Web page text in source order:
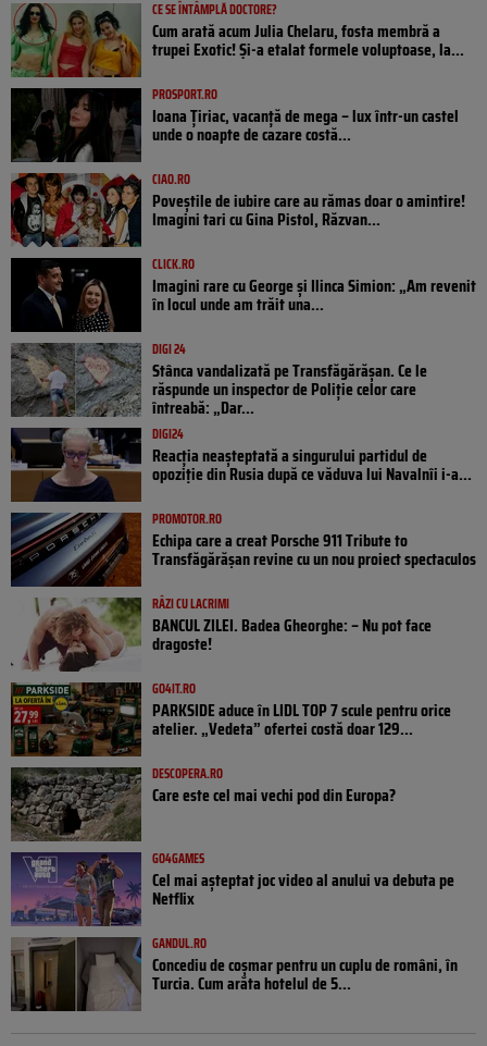
CE SE ÎNTÂMPLĂ DOCTORE?
Cum arată acum Julia Chelaru, fosta membră a
trupei Exotic! Și-a etalat formele voluptoase, la...
PROSPORT.RO
Ioana Țiriac, vacanță de mega – lux într-un castel
unde o noapte de cazare costă...
CIAO.RO
Poveştile de iubire care au rămas doar o amintire!
Imagini tari cu Gina Pistol, Răzvan...
CLICK.RO
Imagini rare cu George și Ilinca Simion: „Am revenit
în locul unde am trăit una...
DIGI 24
Stânca vandalizată pe Transfăgărășan. Ce le
răspunde un inspector de Poliție celor care
întreabă: „Dar...
DIGI24
Reacția neașteptată a singurului partidul de
opoziţie din Rusia după ce văduva lui Navalnîi i-a...
PROMOTOR.RO
Echipa care a creat Porsche 911 Tribute to
Transfăgărășan revine cu un nou proiect spectaculos
RÂZI CU LACRIMI
BANCUL ZILEI. Badea Gheorghe: – Nu pot face
dragoste!
GO4IT.RO
PARKSIDE aduce în LIDL TOP 7 scule pentru orice
atelier. „Vedeta” ofertei costă doar 129...
DESCOPERA.RO
Care este cel mai vechi pod din Europa?
GO4GAMES
Cel mai așteptat joc video al anului va debuta pe
Netflix
GANDUL.RO
Concediu de coșmar pentru un cuplu de români, în
Turcia. Cum arăta hotelul de 5...